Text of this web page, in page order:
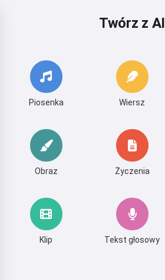
Twórz z AI
Piosenka Wiersz
Obraz Życzenia
Klip Tekst głosowy